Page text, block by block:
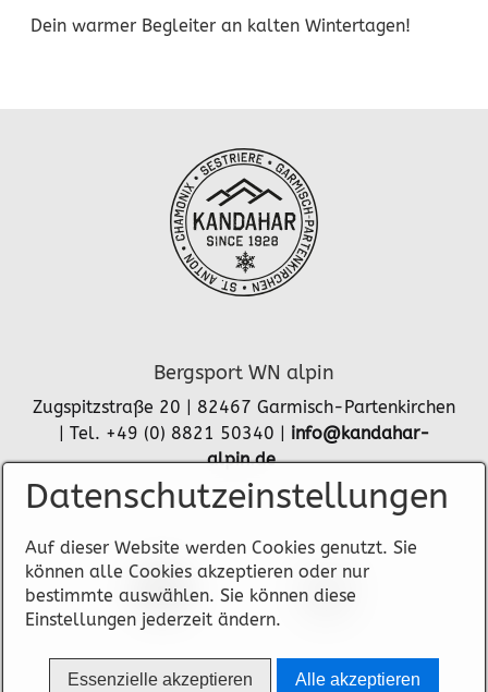
Dein warmer Begleiter an kalten Wintertagen!
Bergsport WN alpin
Zugspitzstraße 20 | 82467 Garmisch-Partenkirchen
| Tel. +49 (0) 8821 50340 | info@kandahar-
alpin.de
Datenschutzeinstellungen
Auf dieser Website werden Cookies genutzt. Sie
können alle Cookies akzeptieren oder nur
bestimmte auswählen. Sie können diese
Einstellungen jederzeit ändern.
Essenzielle akzeptieren Alle akzeptieren